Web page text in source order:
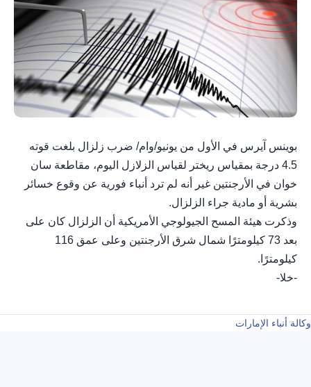
بوينس آيرس في الأول من يونيو/وام/ ضرب زلزال بلغت قوته
4.5 درجة بمقياس ريختر لقياس الزلازل اليوم، مقاطعة سان
خوان في الأرجنتين غير أنه لم ترد أنباء فورية عن وقوع خسائر
بشرية أو مادية جراء الزلزال.
وذكرت هيئة المسح الجيولوجي الأمريكية أن الزلزال كان على
بعد 73 كيلومترًا شمال شرق الأرجنتين وعلى عمق 116
كيلومترًا.
-خلا-
وكالة أنباء الإمارات